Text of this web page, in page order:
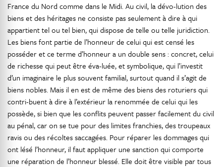
France du Nord comme dans le Midi. Au civil, la dévo-lution des
biens et des héritages ne consiste pas seulement à dire à qui
appartient tel ou tel bien, qui dispose de telle ou telle juridiction.
Les biens font partie de l’honneur de celui qui est censé les
posséder et ce terme d’honneur a un double sens : concret, celui
de richesse qui peut être éva-luée, et symbolique, qui l’investit
d’un imaginaire le plus souvent familial, surtout quand il s’agit de
biens nobles. Mais il en est de même des biens des roturiers qui
contri-buent à dire à l’extérieur la renommée de celui qui les
possède, si bien que les conflits peuvent passer facilement du civil
au pénal, car on se tue pour des limites franchies, des troupeaux
ravis ou des récoltes saccagées. Pour réparer les dommages qui
ont lésé l’honneur, il faut appliquer une sanction qui comporte
une réparation de l’honneur blessé. Elle doit être visible par tous